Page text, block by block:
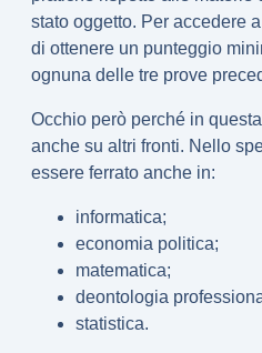
stato oggetto. Per accedere
di ottenere un punteggio
ognuna delle tre prove
Occhio però perché in
anche su altri fronti. Nello
essere ferrato anche in:
informatica;
economia politica;
matematica;
deontologia
statistica.